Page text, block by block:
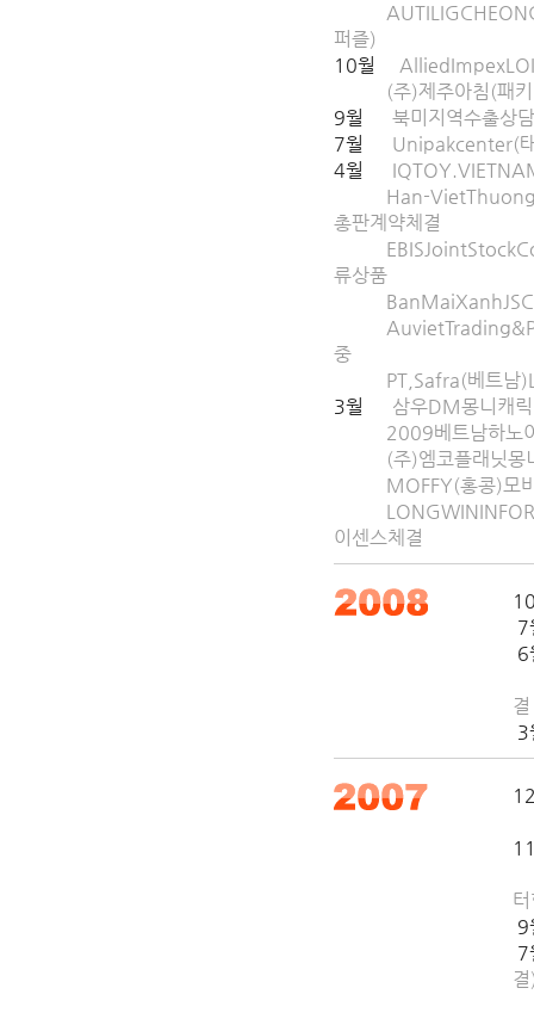
AUTILIGCHEONG(
퍼즐)
10월
AlliedImpexLOI
(주)제주아침(패키
9월
북미지역수출상
7월
Unipakcenter(태
4월
Han-
총판계약체결
류상품
BanMaiXanhJSC(
중
PT,Safra(베트남
3월
삼우DM몽니캐릭
2009베트남하노이
(주)엠코플래닛몽니
MOFFY(홍콩)모바
이센스체결
7
6
결
3
9
7